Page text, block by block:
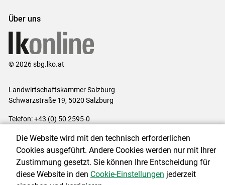
Über uns
© 2026 sbg.lko.at
Landwirtschaftskammer Salzburg
Schwarzstraße 19, 5020 Salzburg
Telefon: +43 (0) 50 2595-0
Impressum|Kontakt|Datenschutzerklärung|Barrierefreiheit|
Cookie-Einstellungen
Die Website wird mit den technisch erforderlichen
Cookies ausgeführt. Andere Cookies werden nur mit Ihrer
Zustimmung gesetzt. Sie können Ihre Entscheidung für
diese Website in den Cookie-Einstellungen jederzeit